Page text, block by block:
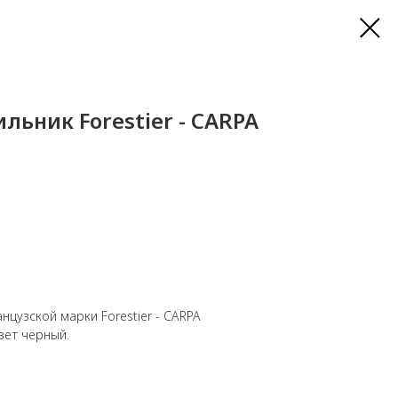
Forestier - CARPA
марки Forestier - CARPA
чёрный.